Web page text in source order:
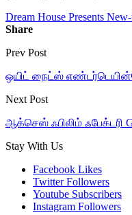
Dream House Presents
Share
Prev Post
ஒயிட் நைட்ஸ்
Next Post
ஆக்செஸ் ஃபிலிம் ஃபேக்டரி
Stay With Us
Facebook Likes
Twitter Followers
Youtube Subscribers
Instagram Followers